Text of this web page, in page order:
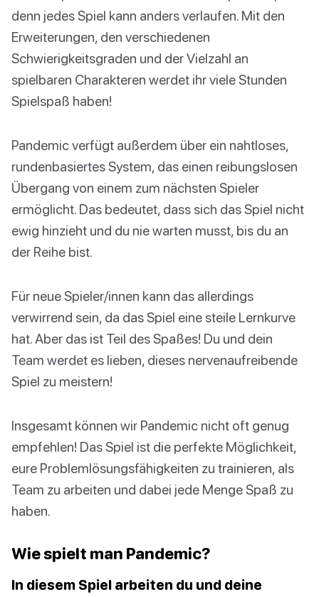
denn jedes Spiel kann anders verlaufen. Mit den
Erweiterungen, den verschiedenen
Schwierigkeitsgraden und der Vielzahl an
spielbaren Charakteren werdet ihr viele Stunden
Spielspaß haben!
Pandemic verfügt außerdem über ein nahtloses,
rundenbasiertes System, das einen reibungslosen
Übergang von einem zum nächsten Spieler
ermöglicht. Das bedeutet, dass sich das Spiel nicht
ewig hinzieht und du nie warten musst, bis du an
der Reihe bist.
Für neue Spieler/innen kann das allerdings
verwirrend sein, da das Spiel eine steile Lernkurve
hat. Aber das ist Teil des Spaßes! Du und dein
Team werdet es lieben, dieses nervenaufreibende
Spiel zu meistern!
Insgesamt können wir Pandemic nicht oft genug
empfehlen! Das Spiel ist die perfekte Möglichkeit,
eure Problemlösungsfähigkeiten zu trainieren, als
Team zu arbeiten und dabei jede Menge Spaß zu
haben.
Wie spielt man Pandemic?
In diesem Spiel arbeiten du und deine